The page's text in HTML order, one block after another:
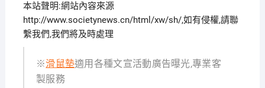
本站聲明:網站內容來源
http://www.societynews.cn/html/xw/sh/,如有侵權,請聯
繫我們,我們將及時處理
※滑鼠墊適用各種文宣活動廣告曝光,專業客
製服務